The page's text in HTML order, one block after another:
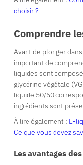
choisir ?
Comprendre
Avant de plonger
important de
liquides sont
glycérine végétale
liquide 50/50
ingrédients sont
À lire également : E-
Ce que vous devez
Les avantages